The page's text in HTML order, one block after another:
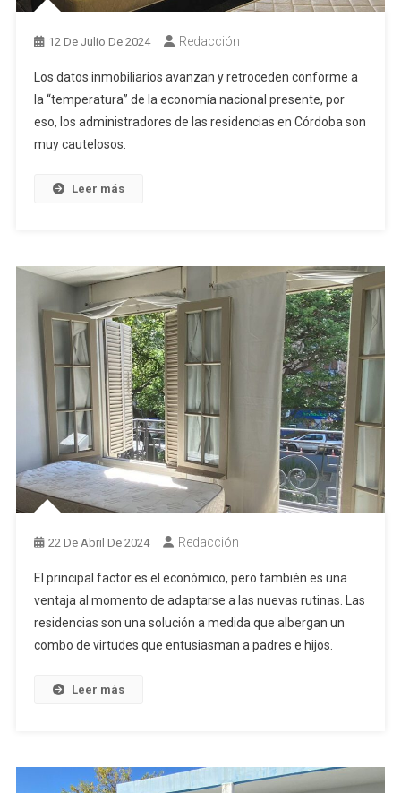
12 De Julio De 2024 Redacción
Los datos inmobiliarios avanzan y retroceden conforme a
la “temperatura” de la economía nacional presente, por
eso, los administradores de las residencias en Córdoba son
muy cautelosos.
Leer más
22 De Abril De 2024 Redacción
El principal factor es el económico, pero también es una
ventaja al momento de adaptarse a las nuevas rutinas. Las
residencias son una solución a medida que albergan un
combo de virtudes que entusiasman a padres e hijos.
Leer más